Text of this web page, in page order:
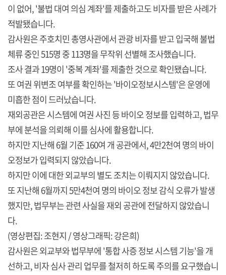
이 없어, '불법 대여 의심 계좌'를 제출하고도 비자를 받은 사례가
적발됐습니다.
감사원은 주호치민 총영사관에서 관광 비자를 받고 입국해 불법
체류 중인 515명 중 113명을 무작위 선별해 조사했습니다.
조사 결과 19명이 '중복 계좌'를 제출한 것으로 확인됐습니다.
또 여권 위변조 여부를 확인하는 '바이오정보시스템'은 운영에
미흡한 점이 드러났습니다.
재외공관은 시스템에 여권 사진 등 바이오 정보를 입력하고, 법무
부에 분석을 의뢰해 이를 심사에 활용합니다.
하지만 지난해 6월 기준 160여 개 공관에서, 4만2천여 명의 바이
오정보가 입력되지 않았습니다.
하지만 이에 대한 외교부의 별도 조치는 이뤄지지 않았습니다.
또 지난해 6월까지 5만4천여 명의 바이오 정보 감식 오류가 발생
했지만, 법무부는 관련 사실을 재외 공관에 전달하지 않았습니
다.
(영상편집: 조현지 / 영상그래픽: 강은희)
감사원은 외교부와 법무부에 '통합 사증 정보 시스템 기능'을 개
선하고, 비자 심사 관리 업무를 철저히 하도록 주의를 요구했습니